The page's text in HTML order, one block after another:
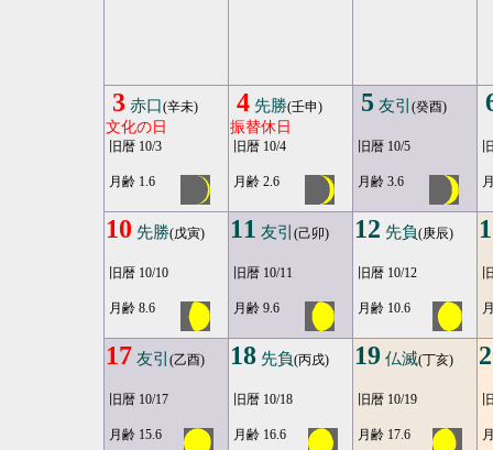
3 赤口(辛未)
文化の日
旧暦 10/3
月齢 1.6
4 先勝(壬申)
振替休日
旧暦 10/4
月齢 2.6
5 友引 (癸酉)
旧暦 10/5
月齢 3.6
10 先勝(戊寅)
旧暦 10/10
月齢 8.6
11 友引 (己卯)
旧暦 10/11
月齢 9.6
12 先負(庚辰)
旧暦 10/12
月齢 10.6
17 友引 (乙酉)
旧暦 10/17
月齢 15.6
18 先負(丙戌)
旧暦 10/18
月齢 16.6
19 仏滅(丁亥)
旧暦 10/19
月齢 17.6